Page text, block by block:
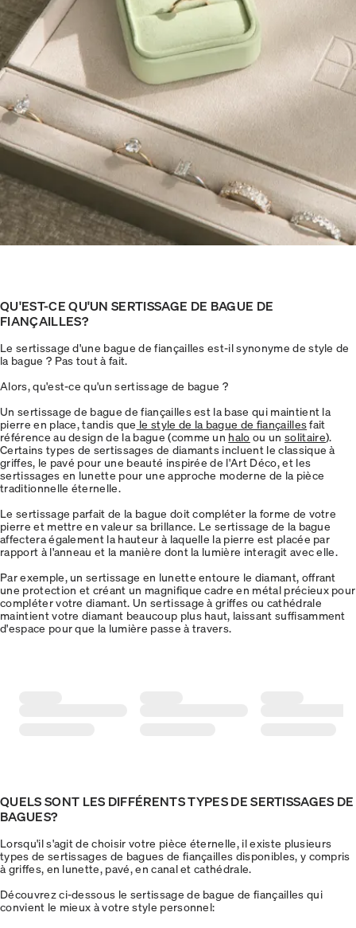
QU'EST-CE QU'UN SERTISSAGE DE BAGUE DE
FIANÇAILLES?
Le sertissage d'une bague de fiançailles est-il synonyme de style de
la bague ? Pas tout à fait.
Alors, qu'est-ce qu'un sertissage de bague ?
Un sertissage de bague de fiançailles est la base qui maintient la
pierre en place, tandis que le style de la bague de fiançaillesfait
référence au design de la bague (comme un halo ou un solitaire).
Certains types de sertissages de diamants incluent le classique à
griffes, le pavé pour une beauté inspirée de l'Art Déco, et les
sertissages en lunette pour une approche moderne de la pièce
traditionnelle éternelle.
Le sertissage parfait de la bague doit compléter la forme de votre
pierre et mettre en valeur sa brillance. Le sertissage de la bague
affectera également la hauteur à laquelle la pierre est placée par
rapport à l'anneau et la manière dont la lumière interagit avec elle.
Par exemple, un sertissage en lunette entoure le diamant, offrant
une protection et créant un magnifique cadre en métal précieux pour
compléter votre diamant. Un sertissage à griffes ou cathédrale
maintient votre diamant beaucoup plus haut, laissant suffisamment
d'espace pour que la lumière passe à travers.
QUELS SONT LES DIFFÉRENTS TYPES DE SERTISSAGES DE
BAGUES?
Lorsqu'il s'agit de choisir votre pièce éternelle, il existe plusieurs
types de sertissages de bagues de fiançailles disponibles, y compris
à griffes, en lunette, pavé, en canal et cathédrale.
Découvrez ci-dessous le sertissage de bague de fiançailles qui
convient le mieux à votre style personnel: